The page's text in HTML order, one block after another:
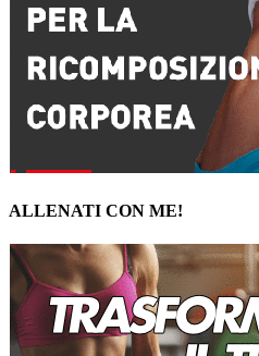
ALLENATI CON ME!